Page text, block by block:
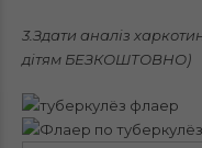
3.Здати аналіз
дітям БЕЗКОШТОВНО)